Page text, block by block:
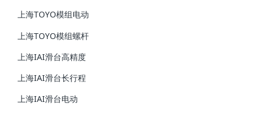
上海TOYO模组电动
上海TOYO模组螺杆
上海IAI滑台高精度
上海IAI滑台长行程
上海IAI滑台电动